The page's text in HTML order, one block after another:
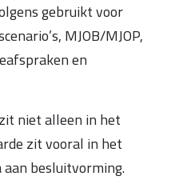
gebruikt voor
MJOB/MJOP,
en
niet alleen in het
zit vooral in het
besluitvorming.